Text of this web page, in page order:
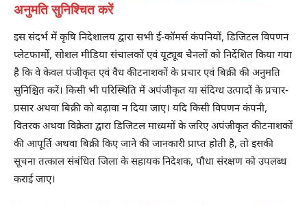
अनुमति सुनिश्चित करें
इस संदर्भ में कृषि निदेशालय द्वारा सभी ई-कॉमर्स कंपनियों, डिजिटल विपणन
प्लेटफार्मों, सोशल मीडिया संचालकों एवं यूट्यूब चैनलों को निर्देशित किया गया
है कि वे केवल पंजीकृत एवं वैध कीटनाशकों के प्रचार एवं बिक्री की अनुमति
सुनिश्चित करें। किसी भी परिस्थिति में अपंजीकृत या संदिग्ध उत्पादों के प्रचार-
प्रसार अथवा बिक्री को बढ़ावा न दिया जाए। यदि किसी विपणन कंपनी,
वितरक अथवा विक्रेता द्वारा डिजिटल माध्यमों के जरिए अपंजीकृत कीटनाशकों
की आपूर्ति अथवा बिक्री किए जाने की जानकारी प्राप्त होती है, तो इसकी
सूचना तत्काल संबंधित जिला के सहायक निदेशक, पौधा संरक्षण को उपलब्ध
कराई जाए।